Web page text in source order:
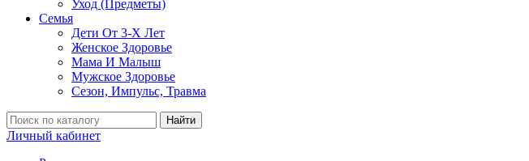
Уход (Предметы)
Семья
Дети От 3-Х Лет
Женское Здоровье
Мама И Малыш
Мужское Здоровье
Сезон, Импульс, Травма
Найти
Личный кабинет